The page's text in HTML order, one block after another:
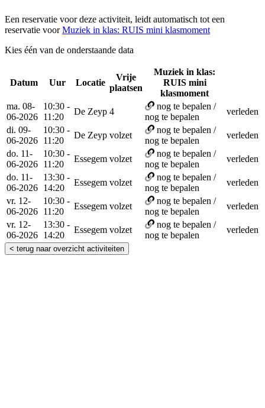
Een reservatie voor deze activiteit, leidt automatisch tot een
reservatie voorMuziek in klas: RUIS mini klasmoment
Kies één van de onderstaande data
Datum Uur Locatie
Vrije
plaatsen
Muziek in klas:
RUIS mini
klasmoment
ma. 08-
06-2026
10:30 -
11:20
De Zeyp 4
nog te bepalen /
nog te bepalen
verleden
di. 09-
06-2026
10:30 -
11:20
De Zeyp volzet
nog te bepalen /
nog te bepalen
verleden
do. 11-
06-2026
10:30 -
11:20
Essegem volzet
nog te bepalen /
nog te bepalen
verleden
do. 11-
06-2026
13:30 -
14:20
Essegem volzet
nog te bepalen /
nog te bepalen
verleden
vr. 12-
06-2026
10:30 -
11:20
Essegem volzet
nog te bepalen /
nog te bepalen
verleden
vr. 12-
06-2026
13:30 -
14:20
Essegem volzet
nog te bepalen /
nog te bepalen
verleden
< terug naar overzicht activiteiten